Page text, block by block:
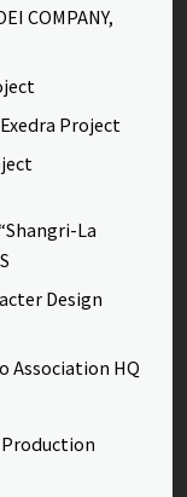
COMPANY,
Project
La
Design
Association HQ